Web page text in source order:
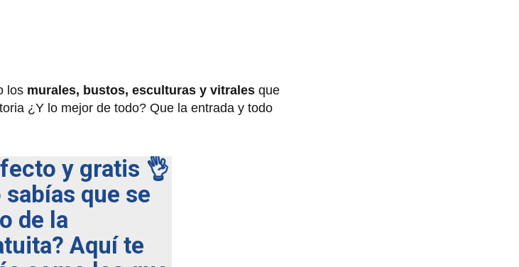
los murales, bustos, esculturas y vitrales que
¿Y lo mejor de todo? Que la entrada y todo
y gratis 👌
que se
de la
Aquí te